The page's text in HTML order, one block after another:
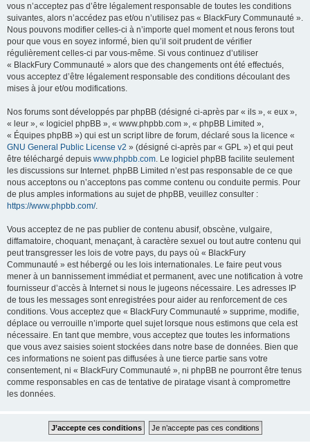
h
vous n’acceptez pas d’être légalement responsable de toutes les conditions
suivantes, alors n’accédez pas et/ou n’utilisez pas « BlackFury Communauté ».
Nous pouvons modifier celles-ci à n’importe quel moment et nous ferons tout
pour que vous en soyez informé, bien qu’il soit prudent de vérifier
régulièrement celles-ci par vous-même. Si vous continuez d’utiliser
« BlackFury Communauté » alors que des changements ont été effectués,
vous acceptez d’être légalement responsable des conditions découlant des
mises à jour et/ou modifications.
Nos forums sont développés par phpBB (désigné ci-après par « ils », « eux »,
« leur », « logiciel phpBB », « www.phpbb.com », « phpBB Limited »,
« Équipes phpBB ») qui est un script libre de forum, déclaré sous la licence «
GNU General Public License v2 » (désigné ci-après par « GPL ») et qui peut
être téléchargé depuis www.phpbb.com. Le logiciel phpBB facilite seulement
les discussions sur Internet. phpBB Limited n’est pas responsable de ce que
nous acceptons ou n’acceptons pas comme contenu ou conduite permis. Pour
de plus amples informations au sujet de phpBB, veuillez consulter :
https://www.phpbb.com/.
Vous acceptez de ne pas publier de contenu abusif, obscène, vulgaire,
diffamatoire, choquant, menaçant, à caractère sexuel ou tout autre contenu qui
peut transgresser les lois de votre pays, du pays où « BlackFury
Communauté » est hébergé ou les lois internationales. Le faire peut vous
mener à un bannissement immédiat et permanent, avec une notification à votre
fournisseur d’accès à Internet si nous le jugeons nécessaire. Les adresses IP
de tous les messages sont enregistrées pour aider au renforcement de ces
conditions. Vous acceptez que « BlackFury Communauté » supprime, modifie,
déplace ou verrouille n’importe quel sujet lorsque nous estimons que cela est
nécessaire. En tant que membre, vous acceptez que toutes les informations
que vous avez saisies soient stockées dans notre base de données. Bien que
ces informations ne soient pas diffusées à une tierce partie sans votre
consentement, ni « BlackFury Communauté », ni phpBB ne pourront être tenus
comme responsables en cas de tentative de piratage visant à compromettre
les données.